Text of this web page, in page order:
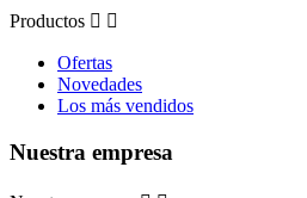
Productos  
Ofertas
Novedades
Los más vendidos
Nuestra empresa